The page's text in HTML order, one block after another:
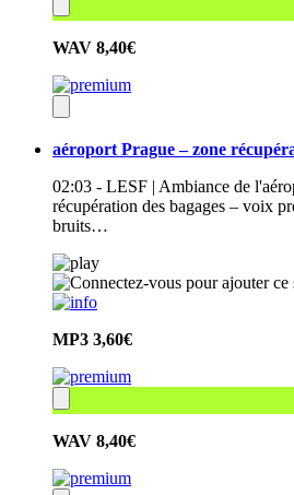
WAV 8,40€
aéroport Prague – zone
02:03 - LESF | Ambiance de
récupération des bagages – voix
bruits…
MP3 3,60€
WAV 8,40€